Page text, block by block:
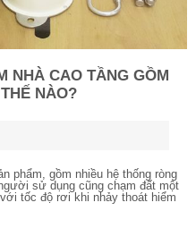
NHÀ CAO TẦNG GỒM
NÀO?
phẩm, gồm nhiều hệ thống ròng
sử dụng cũng chạm đất một
tốc độ rơi khi nhảy thoát hiểm